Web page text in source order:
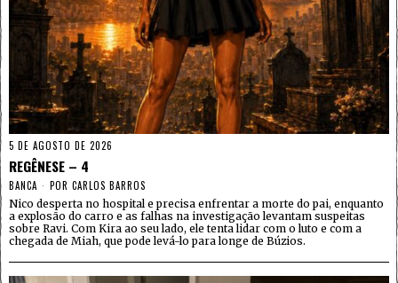
5 DE AGOSTO DE 2026
REGÊNESE – 4
BANCA POR CARLOS BARROS
Nico desperta no hospital e precisa enfrentar a morte do pai, enquanto
a explosão do carro e as falhas na investigação levantam suspeitas
sobre Ravi. Com Kira ao seu lado, ele tenta lidar com o luto e com a
chegada de Miah, que pode levá-lo para longe de Búzios.